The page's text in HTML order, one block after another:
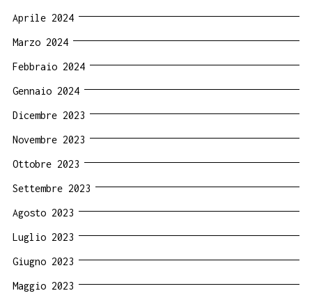
Aprile 2024
Marzo 2024
Febbraio 2024
Gennaio 2024
Dicembre 2023
Novembre 2023
Ottobre 2023
Settembre 2023
Agosto 2023
Luglio 2023
Giugno 2023
Maggio 2023